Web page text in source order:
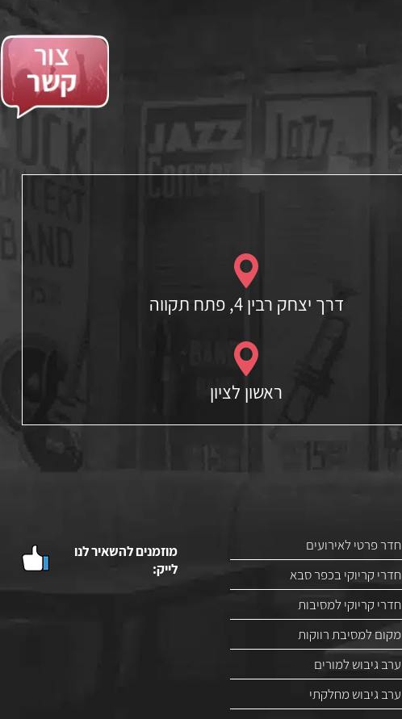
דרך יצחק רבין 4, פתח תקווה
ראשון לציון
חדר פרטי לאירועים
חדרי קריוקי בכפר סבא
חדרי קריוקי למסיבות
מקום למסיבת רווקות
ערב גיבוש למורים
ערב גיבוש מחלקתי
מוזמנים להשאיר לנו
לייק: